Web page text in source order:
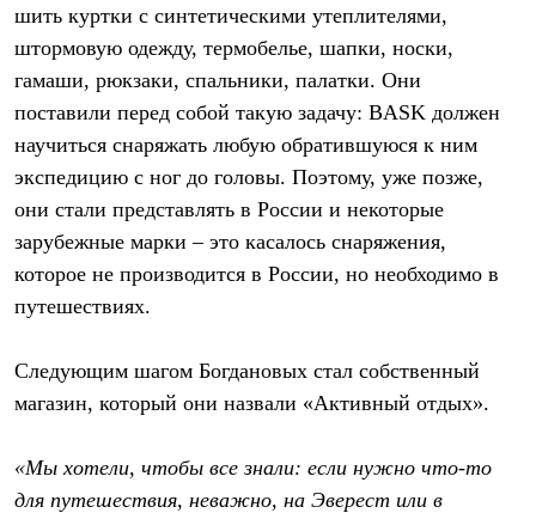
шить куртки с синтетическими утеплителями,
штормовую одежду, термобелье, шапки, носки,
гамаши, рюкзаки, спальники, палатки. Они
поставили перед собой такую задачу: BASK должен
научиться снаряжать любую обратившуюся к ним
экспедицию с ног до головы. Поэтому, уже позже,
они стали представлять в России и некоторые
зарубежные марки – это касалось снаряжения,
которое не производится в России, но необходимо в
путешествиях.
Следующим шагом Богдановых стал собственный
магазин, который они назвали «Активный отдых».
«Мы хотели, чтобы все знали: если нужно что-то
для путешествия, неважно, на Эверест или в